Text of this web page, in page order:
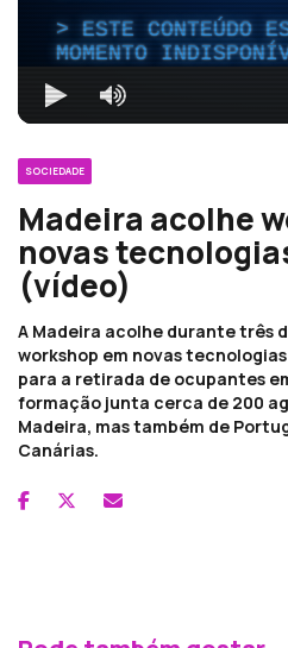
ESTE CONTEÚDO
MOMENTO
SOCIEDADE
Madeira acolhe
novas
(vídeo)
A Madeira acolhe durante três
workshop em novas
para a retirada de ocupantes
formação junta cerca de 200
Madeira, mas também de
Canárias.